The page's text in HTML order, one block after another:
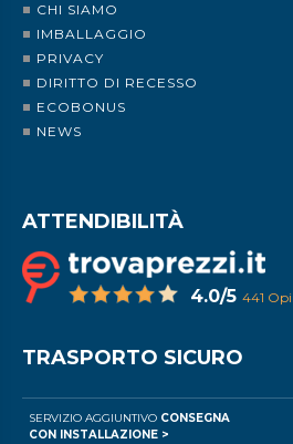
CHI SIAMO
IMBALLAGGIO
PRIVACY
DIRITTO DI RECESSO
ECOBONUS
NEWS
ATTENDIBILITÀ
4.0/5 441
TRASPORTO SICURO
SERVIZIO AGGIUNTIVO CONSEGNA
CON INSTALLAZIONE >